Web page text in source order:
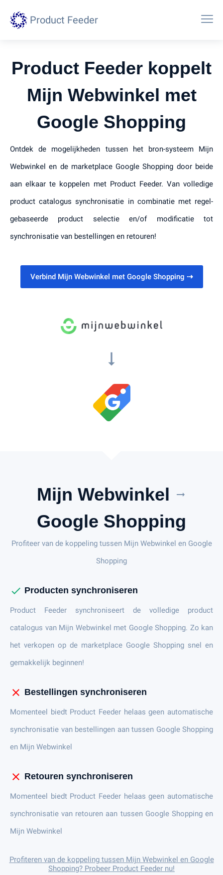
Product Feeder
Product Feeder koppelt
Mijn Webwinkel met
Google Shopping
Ontdek de mogelijkheden tussen het bron-systeem Mijn
Webwinkel en de marketplace Google Shopping door beide
aan elkaar te koppelen met Product Feeder. Van volledige
product catalogus synchronisatie in combinatie met regel-
gebaseerde product selectie en/of modificatie tot
synchronisatie van bestellingen en retouren!
Verbind Mijn Webwinkel met Google Shopping ⇢
arrow_right_alt
Mijn Webwinkel arrow_right_alt
Google Shopping
Profiteer van de koppeling tussen Mijn Webwinkel en Google
Shopping
check Producten synchroniseren
Product Feeder synchroniseert de volledige product
catalogus van Mijn Webwinkel met Google Shopping. Zo kan
het verkopen op de marketplace Google Shopping snel en
gemakkelijk beginnen!
close Bestellingen synchroniseren
Momenteel biedt Product Feeder helaas geen automatische
synchronisatie van bestellingen aan tussen Google Shopping
en Mijn Webwinkel
close Retouren synchroniseren
Momenteel biedt Product Feeder helaas geen automatische
synchronisatie van retouren aan tussen Google Shopping en
Mijn Webwinkel
Profiteren van de koppeling tussen Mijn Webwinkel en Google
Shopping? Probeer Product Feeder nu!